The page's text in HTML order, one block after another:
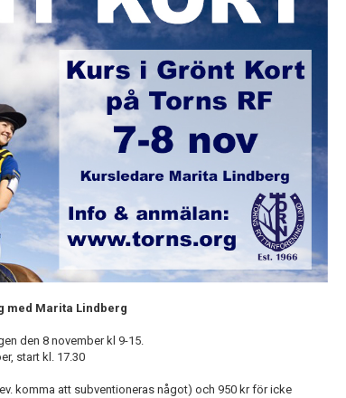
med Marita Lindberg
den 8 november kl 9-15.
start kl. 17.30
komma att subventioneras något) och 950 kr för icke